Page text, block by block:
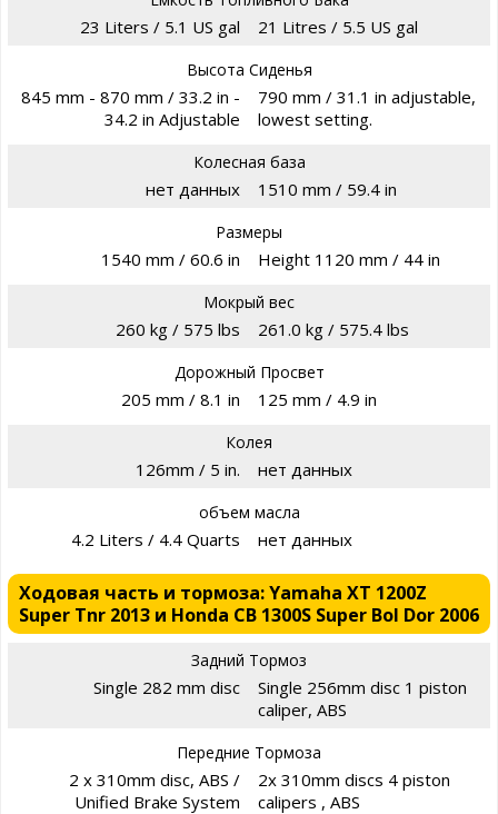
23 Liters / 5.1 US gal 21 Litres / 5.5 US gal
Высота Сиденья
845 mm - 870 mm / 33.2 in -
34.2 in Adjustable
790 mm / 31.1 in adjustable,
lowest setting.
Колесная база
нет данных 1510 mm / 59.4 in
Размеры
1540 mm / 60.6 in Height 1120 mm / 44 in
Мокрый вес
260 kg / 575 lbs 261.0 kg / 575.4 lbs
Дорожный Просвет
205 mm / 8.1 in 125 mm / 4.9 in
Колея
126mm / 5 in. нет данных
объем масла
4.2 Liters / 4.4 Quarts нет данных
Ходовая часть и тормоза: Yamaha XT 1200Z
Super Tnr 2013 и Honda CB 1300S Super Bol Dor 2006
Задний Тормоз
Single 282 mm disc
Single 256mm disc 1 piston
caliper, ABS
Передние Тормоза
2 x 310mm disc, ABS /
Unified Brake System
2x 310mm discs 4 piston
calipers , ABS